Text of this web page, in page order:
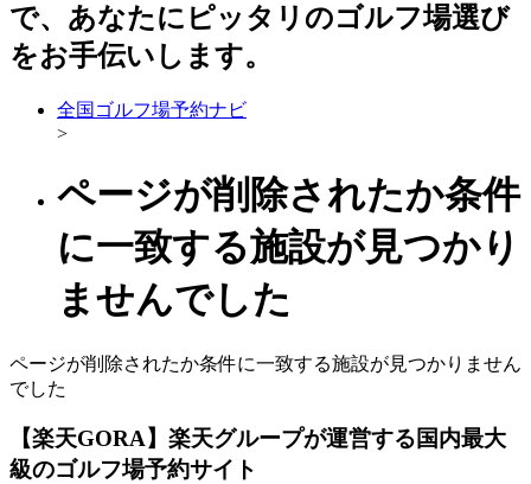
で、あなたにピッタリのゴルフ場選び
をお手伝いします。
全国ゴルフ場予約ナビ
>
ページが削除されたか条件
に一致する施設が見つかり
ませんでした
ページが削除されたか条件に一致する施設が見つかりません
でした
【楽天GORA】楽天グループが運営する国内最大
級のゴルフ場予約サイト